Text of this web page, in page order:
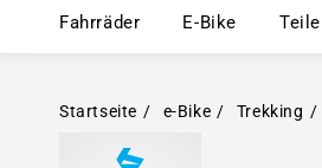
Fahrräder Fahrräder – Menü
E-Bike E-Bike
Teile
Startseite e-Bike Trekking